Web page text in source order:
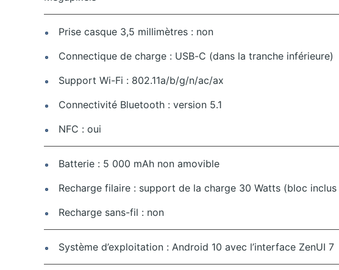
Prise casque 3,5 millimètres : non
Connectique de charge : USB-C (dans la tranche inférieure)
Support Wi-Fi : 802.11a/b/g/n/ac/ax
Connectivité Bluetooth : version 5.1
NFC : oui
Batterie : 5 000 mAh non amovible
Recharge filaire : support de la charge 30 Watts (bloc inclus
Recharge sans-fil : non
Système d’exploitation : Android 10 avec l’interface ZenUI 7